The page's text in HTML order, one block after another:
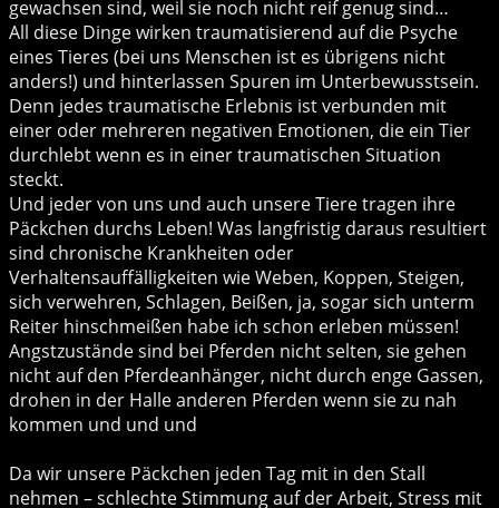
gewachsen sind, weil sie noch nicht reif genug sind…
All diese Dinge wirken traumatisierend auf die Psyche
eines Tieres (bei uns Menschen ist es übrigens nicht
anders!) und hinterlassen Spuren im Unterbewusstsein.
Denn jedes traumatische Erlebnis ist verbunden mit
einer oder mehreren negativen Emotionen, die ein Tier
durchlebt wenn es in einer traumatischen Situation
steckt.
Und jeder von uns und auch unsere Tiere tragen ihre
Päckchen durchs Leben! Was langfristig daraus resultiert
sind chronische Krankheiten oder
Verhaltensauffälligkeiten wie Weben, Koppen, Steigen,
sich verwehren, Schlagen, Beißen, ja, sogar sich unterm
Reiter hinschmeißen habe ich schon erleben müssen!
Angstzustände sind bei Pferden nicht selten, sie gehen
nicht auf den Pferdeanhänger, nicht durch enge Gassen,
drohen in der Halle anderen Pferden wenn sie zu nah
kommen und und und
Da wir unsere Päckchen jeden Tag mit in den Stall
nehmen – schlechte Stimmung auf der Arbeit, Stress mit